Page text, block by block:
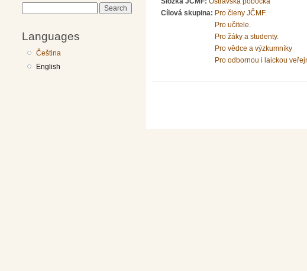
Languages
Čeština
English
Cílová skupina: Pro členy JČMF.
Pro učitele.
Pro žáky a studenty.
Pro vědce a výzkumníky
Pro odbornou i laickou